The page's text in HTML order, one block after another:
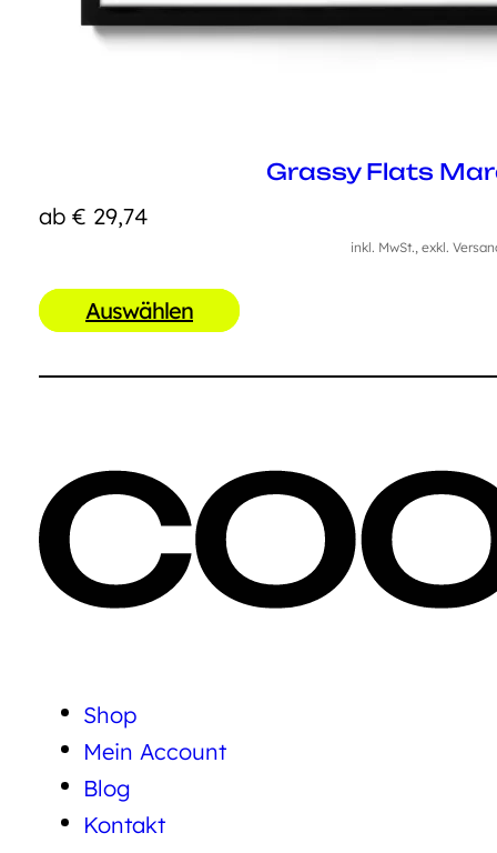
Grassy Flats
ab € 29,74
inkl. MwSt., exkl.
Auswählen
Shop
Mein Account
Blog
Kontakt